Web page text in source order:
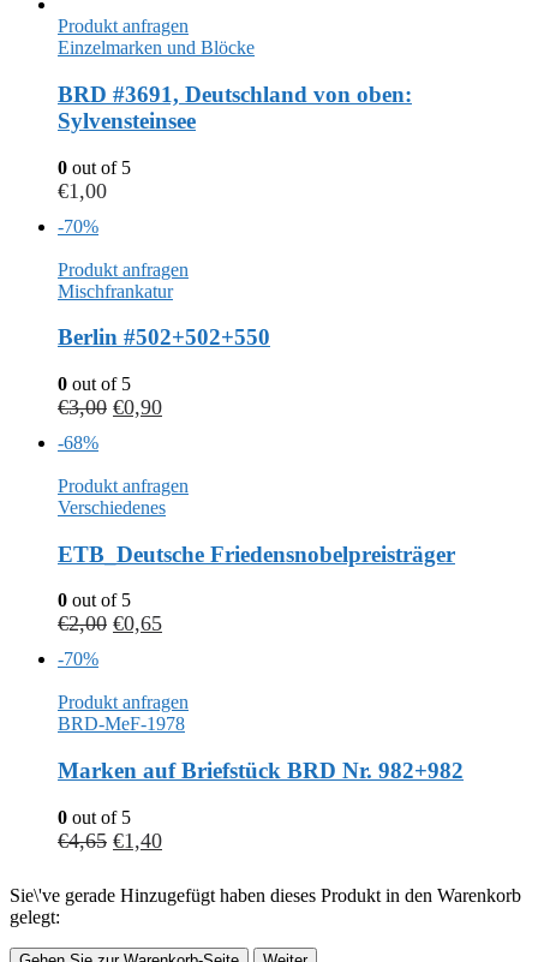
Produkt anfragen
Einzelmarken und Blöcke
BRD #3691, Deutschland von oben:
Sylvensteinsee
0 out of 5
€1,00
-70%
Produkt anfragen
Mischfrankatur
Berlin #502+502+550
0 out of 5
€3,00 €0,90
-68%
Produkt anfragen
Verschiedenes
ETB_Deutsche Friedensnobelpreisträger
0 out of 5
€2,00 €0,65
-70%
Produkt anfragen
BRD-MeF-1978
Marken auf Briefstück BRD Nr. 982+982
0 out of 5
€4,65 €1,40
Sie\'ve gerade Hinzugefügt haben dieses Produkt in den Warenkorb
gelegt: